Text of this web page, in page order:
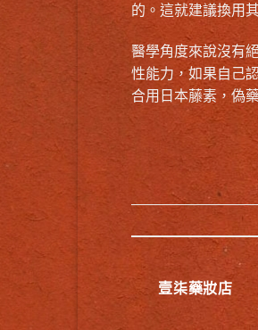
的。這就建議換用
醫學角度來說沒有
性能力，如果自己
合用日本藤素，偽
壹柒藥妝店